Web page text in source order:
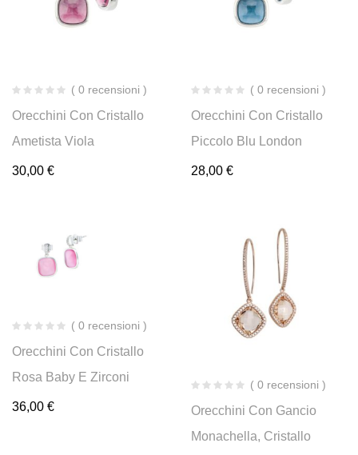
( 0 recensioni )
Orecchini Con Cristallo
Ametista Viola
30,00 €
( 0 recensioni )
Orecchini Con Cristallo
Piccolo Blu London
28,00 €
( 0 recensioni )
Orecchini Con Cristallo
Rosa Baby E Zirconi
36,00 €
( 0 recensioni )
Orecchini Con Gancio
Monachella, Cristallo